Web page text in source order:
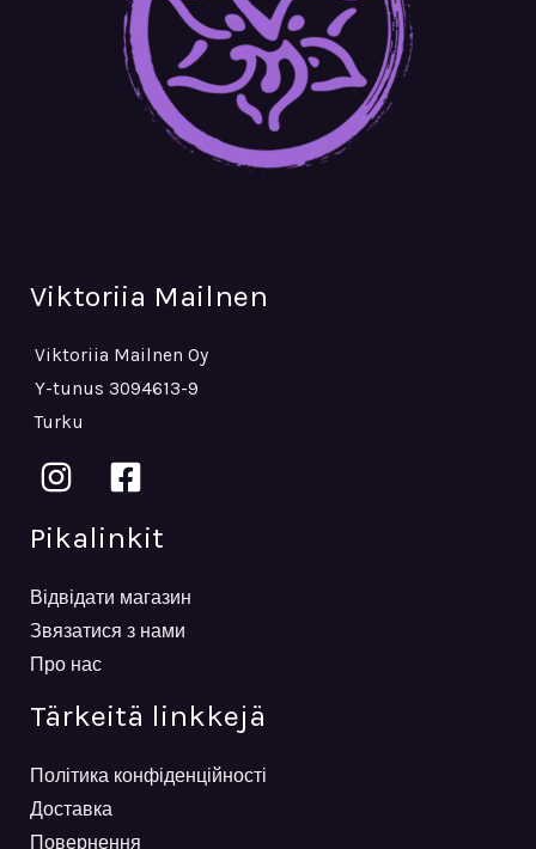
Viktoriia Mailnen
Viktoriia Mailnen Oy
Y-tunus 3094613-9
Turku
Pikalinkit
Відвідати магазин
Звязатися з нами
Про нас
Tärkeitä linkkejä
Політика конфіденційності
Доставка
Повернення